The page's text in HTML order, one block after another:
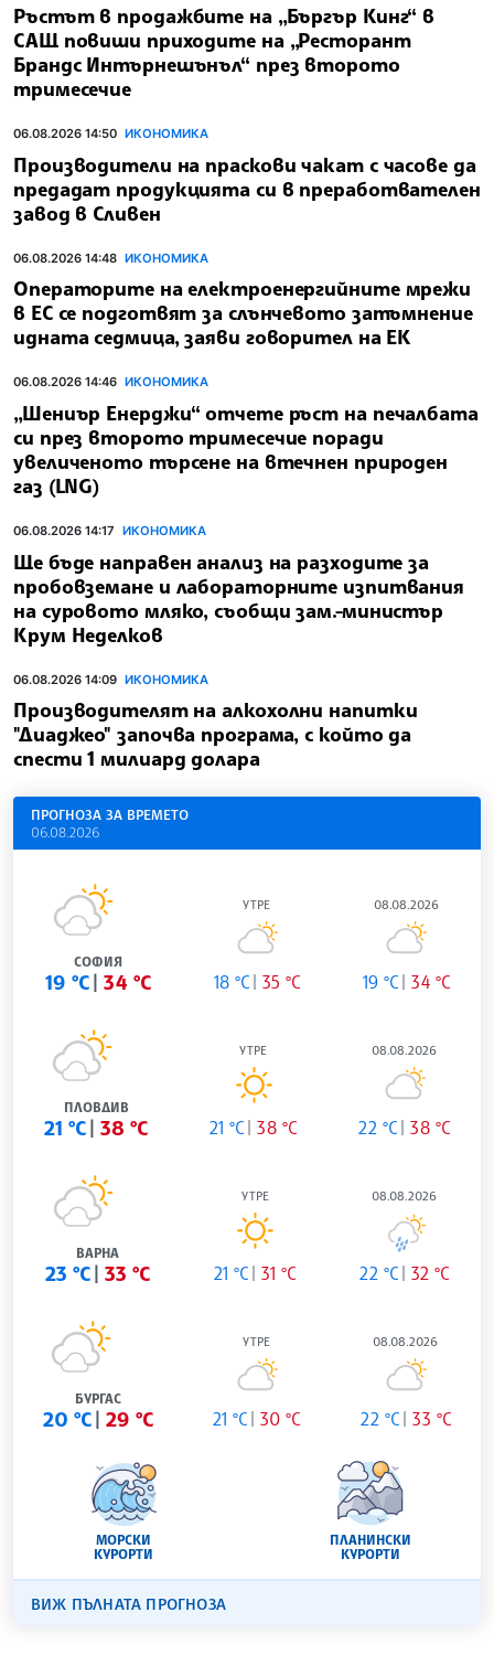
Ръстът в продажбите на „Бъргър Кинг“ в
САЩ повиши приходите на „Ресторант
Брандс Интърнешънъл“ през второто
тримесечие
06.08.2026 14:50 ИКОНОМИКА
Производители на праскови чакат с часове да
предадат продукцията си в преработвателен
завод в Сливен
06.08.2026 14:48 ИКОНОМИКА
Операторите на електроенергийните мрежи
в ЕС се подготвят за слънчевото затъмнение
идната седмица, заяви говорител на ЕК
06.08.2026 14:46 ИКОНОМИКА
„Шениър Енерджи“ отчете ръст на печалбата
си през второто тримесечие поради
увеличеното търсене на втечнен природен
газ (LNG)
06.08.2026 14:17 ИКОНОМИКА
Ще бъде направен анализ на разходите за
пробовземане и лабораторните изпитвания
на суровото мляко, съобщи зам.-министър
Крум Неделков
06.08.2026 14:09 ИКОНОМИКА
Производителят на алкохолни напитки
"Диаджео" започва програма, с който да
спести 1 милиард долара
ПРОГНОЗА ЗА ВРЕМЕТО
06.08.2026
СОФИЯ
19 °C 34 °C
УТРЕ
18 °C 35 °C
08.08.2026
19 °C 34 °C
ПЛОВДИВ
21 °C 38 °C
УТРЕ
21 °C 38 °C
08.08.2026
22 °C 38 °C
ВАРНА
23 °C 33 °C
УТРЕ
21 °C 31 °C
08.08.2026
22 °C 32 °C
БУРГАС
20 °C 29 °C
УТРЕ
21 °C 30 °C
08.08.2026
22 °C 33 °C
МОРСКИ
КУРОРТИ
ПЛАНИНСКИ
КУРОРТИ
ВИЖ ПЪЛНАТА ПРОГНОЗА